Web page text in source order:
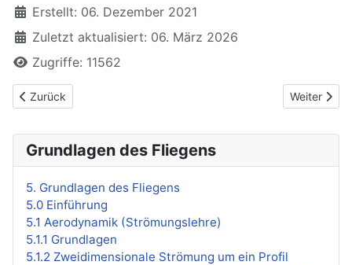
Erstellt: 06. Dezember 2021
Zuletzt aktualisiert: 06. März 2026
Zugriffe: 11562
Vorheriger Beitrag: Literatur und Hinweise
Zurück Nächster
Weiter
Grundlagen des Fliegens
5. Grundlagen des Fliegens
5.0 Einführung
5.1 Aerodynamik (Strömungslehre)
5.1.1 Grundlagen
5.1.2 Zweidimensionale Strömung um ein Profil